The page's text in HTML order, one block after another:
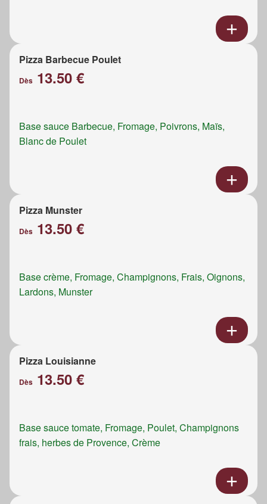
Pizza Barbecue Poulet
Dès 13.50 €
Base sauce Barbecue, Fromage, Poivrons, Maïs,
Blanc de Poulet
Pizza Munster
Dès 13.50 €
Base crème, Fromage, Champignons, Frais, Oignons,
Lardons, Munster
Pizza Louisianne
Dès 13.50 €
Base sauce tomate, Fromage, Poulet, Champignons
frais, herbes de Provence, Crème